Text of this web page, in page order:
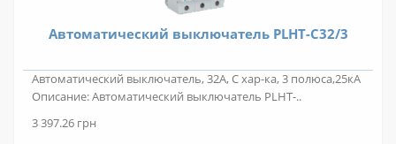
Автоматический выключатель PLHT-C32/3
Автоматический выключатель, 32А, С хар-ка, 3 полюса,25кА
Описание: Автоматический выключатель PLHT-..
3 397.26 грн